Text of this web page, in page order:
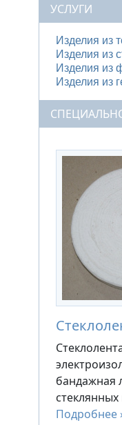
УСЛУГИ
Изделия из
Изделия из
Изделия из
Изделия из
бандажная
Подробнее